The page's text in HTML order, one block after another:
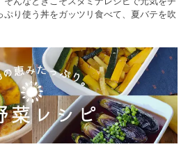
り使う丼をガッツリ食べて、夏バテを吹